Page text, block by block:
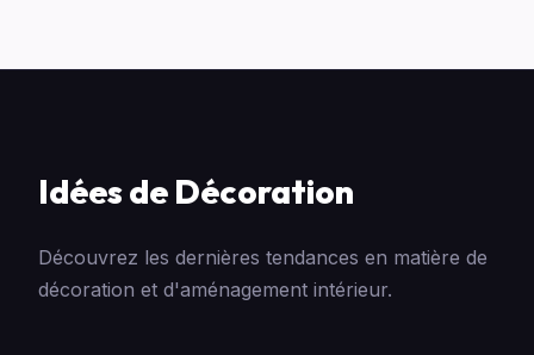
Idées de Décoration
Découvrez les dernières tendances en matière de
décoration et d'aménagement intérieur.